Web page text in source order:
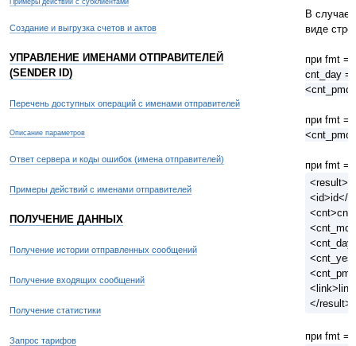
Создание и выгрузка счетов и актов
УПРАВЛЕНИЕ ИМЕНАМИ ОТПРАВИТЕЛЕЙ
(SENDER ID)
Перечень доступных операций с именами отправителей
Описание параметров
Ответ сервера и коды ошибок (имена отправителей)
Примеры действий с именами отправителей
ПОЛУЧЕНИЕ ДАННЫХ
Получение истории отправленных сообщений
Получение входящих сообщений
Получение статистики
Запрос тарифов
В случае
виде
при fmt =
cnt_day =
при fmt =
при fmt =
<result>
<id>id</
</result>
при fmt =